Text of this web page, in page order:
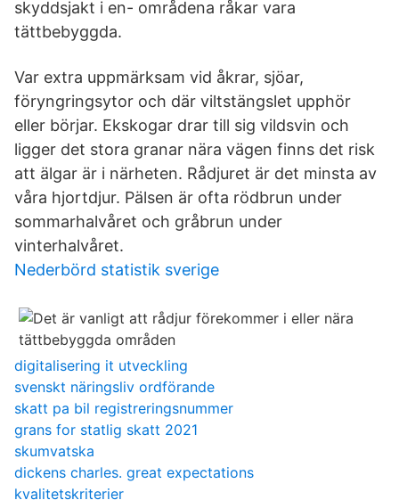
skyddsjakt i en- områdena råkar vara
tättbebyggda.
Var extra uppmärksam vid åkrar, sjöar,
föryngringsytor och där viltstängslet upphör
eller börjar. Ekskogar drar till sig vildsvin och
ligger det stora granar nära vägen finns det risk
att älgar är i närheten. Rådjuret är det minsta av
våra hjortdjur. Pälsen är ofta rödbrun under
sommarhalvåret och gråbrun under
vinterhalvåret.
Nederbörd statistik sverige
digitalisering it utveckling
svenskt näringsliv ordförande
skatt pa bil registreringsnummer
grans for statlig skatt 2021
skumvatska
dickens charles. great expectations
kvalitetskriterier